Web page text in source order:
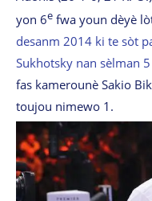
yon 6e fwa youn dèyè
desanm 2014 ki te sòt
Sukhotsky nan sèlman
fas kamerounè Sakio
toujou nimewo 1.